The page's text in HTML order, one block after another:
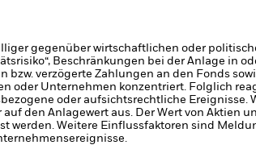
gegenüber wirtschaftlichen oder
Beschränkungen bei der Anlage in
bzw. verzögerte Zahlungen an den Fonds
oder Unternehmen konzentriert. Folglich
oder aufsichtsrechtliche Ereignisse.
den Anlagewert aus. Der Wert von Aktien
werden. Weitere Einflussfaktoren sind